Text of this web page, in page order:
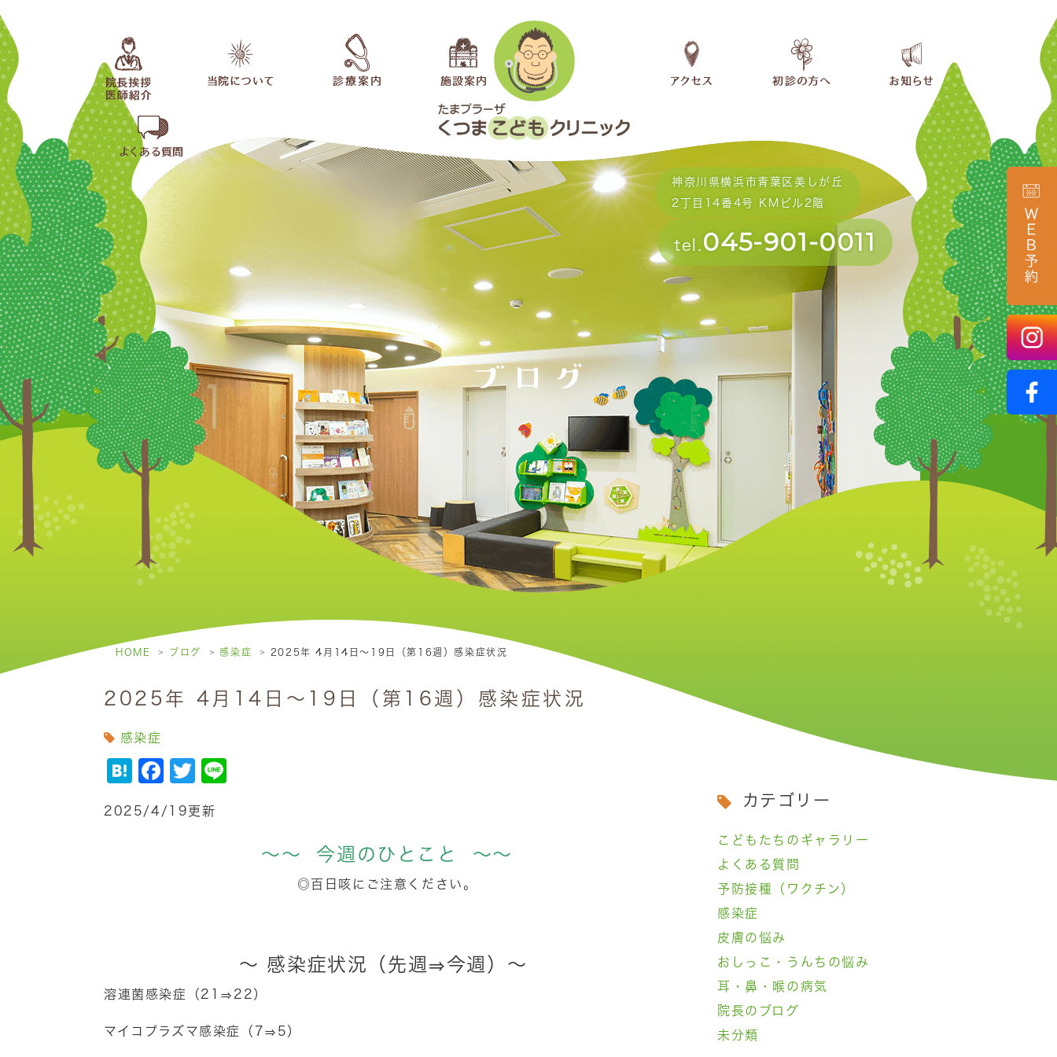
神奈川県横浜市青葉区美しが丘
2丁目14番4号 KMビル2階
tel. 045-901-0011
ブログ
HOME ブログ 感染症 2025年 4月14日～19日（第16週）感染症状況
2025年 4月14日～19日（第16週）感染症状況
感染症
Hatena
Facebook
Twitter
2025/4/19更新
～～ 今週のひとこと ～～
◎百日咳にご注意ください。
～ 感染症状況（先週⇒今週）～
溶連菌感染症（21⇒22）
マイコプラズマ感染症（7⇒5）
カテゴリー
こどもたちのギャラリー
よくある質問
予防接種（ワクチン）
感染症
皮膚の悩み
おしっこ・うんちの悩み
耳・鼻・喉の病気
院長のブログ
未分類